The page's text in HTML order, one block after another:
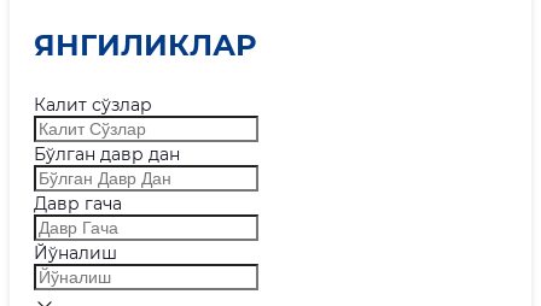
ЯНГИЛИКЛАР
Калит сўзлар
Бўлган давр дан
Давр гача
Йўналиш